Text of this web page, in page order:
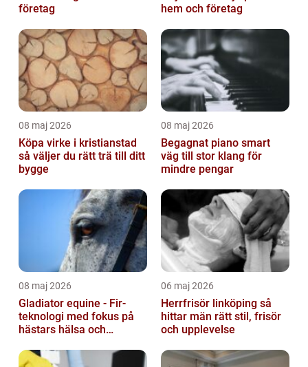
företag
hem och företag
08 maj 2026
Köpa virke i kristianstad
så väljer du rätt trä till ditt
bygge
08 maj 2026
Begagnat piano smart
väg till stor klang för
mindre pengar
08 maj 2026
Gladiator equine - Fir-
teknologi med fokus på
hästars hälsa och
06 maj 2026
Herrfrisör linköping så
hittar män rätt stil, frisör
och upplevelse